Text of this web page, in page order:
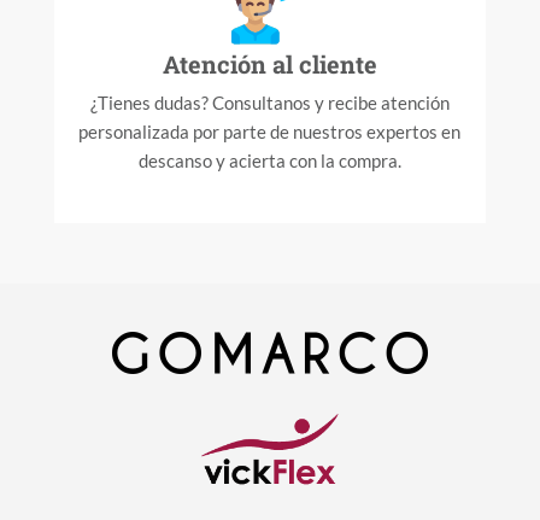
Atención al cliente
¿Tienes dudas? Consultanos y recibe atención
personalizada por parte de nuestros expertos en
descanso y acierta con la compra.